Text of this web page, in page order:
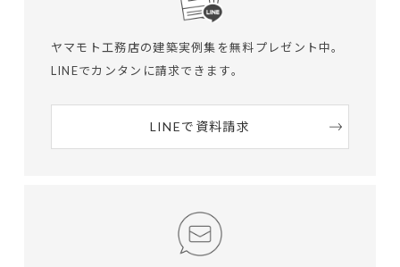
ヤマモト工務店の建築実例集を無料プレゼント中。
LINEでカンタンに請求できます。
LINEで資料請求